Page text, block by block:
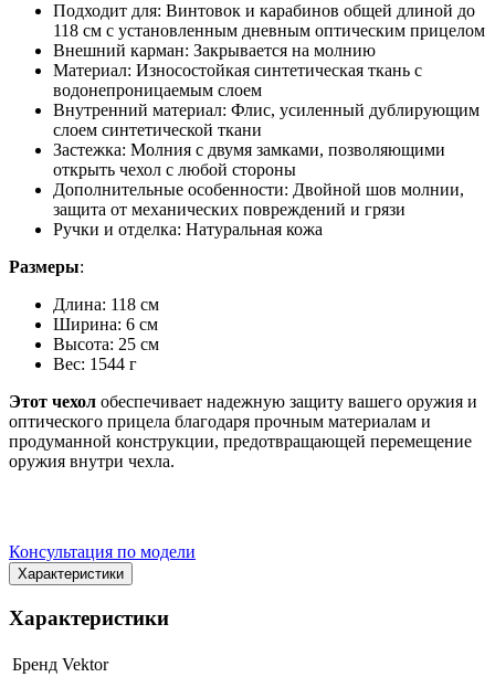
Подходит для: Винтовок и карабинов общей длиной до
118 см с установленным дневным оптическим прицелом
Внешний карман: Закрывается на молнию
Материал: Износостойкая синтетическая ткань с
водонепроницаемым слоем
Внутренний материал: Флис, усиленный дублирующим
слоем синтетической ткани
Застежка: Молния с двумя замками, позволяющими
открыть чехол с любой стороны
Дополнительные особенности: Двойной шов молнии,
защита от механических повреждений и грязи
Ручки и отделка: Натуральная кожа
Размеры:
Длина: 118 см
Ширина: 6 см
Высота: 25 см
Вес: 1544 г
Этот чехол обеспечивает надежную защиту вашего оружия и
оптического прицела благодаря прочным материалам и
продуманной конструкции, предотвращающей перемещение
оружия внутри чехла.
Консультация по модели
Характеристики
Характеристики
Бренд Vektor